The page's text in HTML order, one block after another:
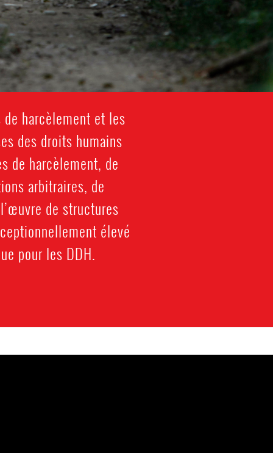
harcèlement et les
des droits humains
de harcèlement, de
arbitraires, de
de structures
élevé
pour les DDH.